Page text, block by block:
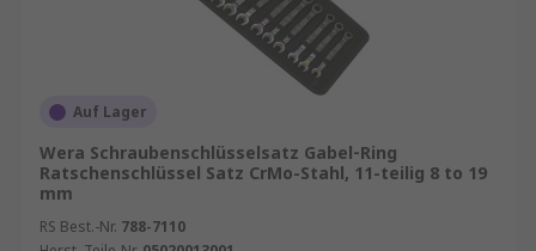
Auf Lager
Wera Schraubenschlüsselsatz Gabel‑Ring
Ratschenschlüssel Satz CrMo-Stahl, 11-teilig 8 to 19
mm
RS Best.-Nr. 788-7110